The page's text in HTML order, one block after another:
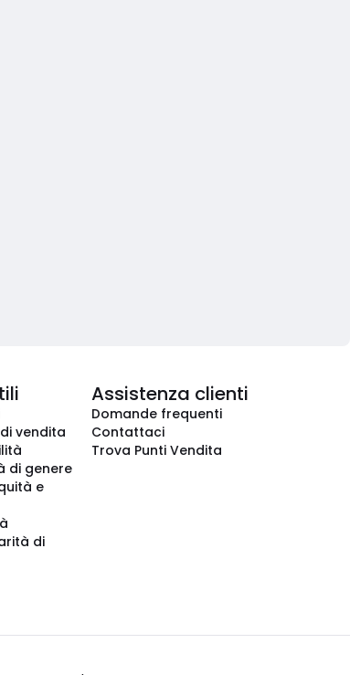
vendita
di genere
e
di
Assistenza clienti
Domande frequenti
Contattaci
Trova Punti Vendita